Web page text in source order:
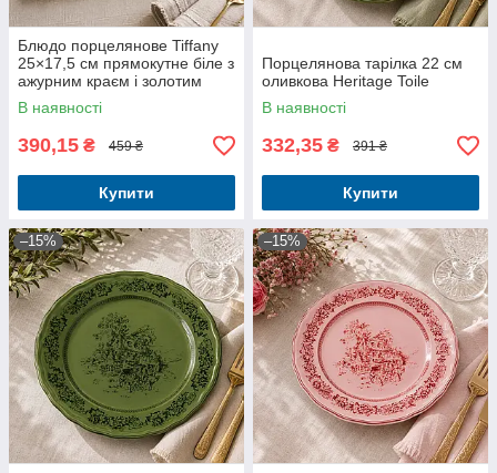
Блюдо порцелянове Tiffany
25×17,5 см прямокутне біле з
ажурним краєм і золотим
декором
В наявності
390,15 ₴ 459 ₴
Купити
Порцелянова тарілка 22 см
оливкова Heritage Toile
В наявності
332,35 ₴ 391 ₴
Купити
–15% –15%